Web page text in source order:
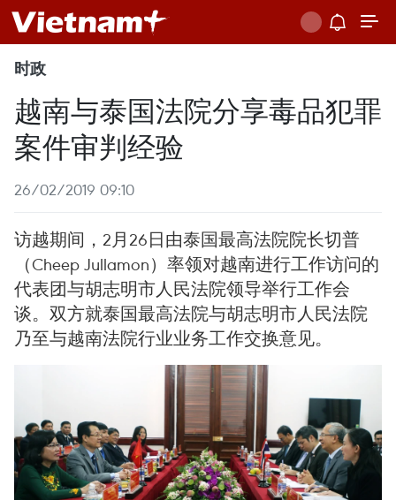
时政
越南与泰国法院分享毒品犯罪
案件审判经验
26/02/2019 09:10
访越期间，2月26日由泰国最高法院院长切普
（Cheep Jullamon）率领对越南进行工作访问的
代表团与胡志明市人民法院领导举行工作会
谈。双方就泰国最高法院与胡志明市人民法院
乃至与越南法院行业业务工作交换意见。